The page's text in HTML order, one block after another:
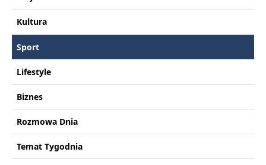
Kultura
Sport
Lifestyle
Biznes
Rozmowa Dnia
Temat Tygodnia